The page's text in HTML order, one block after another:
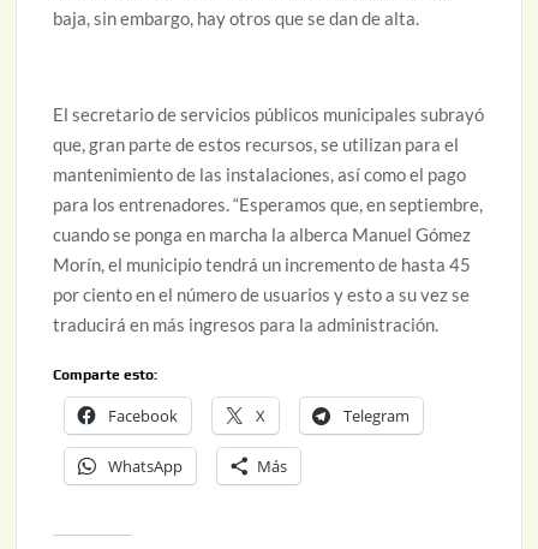
baja, sin embargo, hay otros que se dan de alta.
El secretario de servicios públicos municipales subrayó
que, gran parte de estos recursos, se utilizan para el
mantenimiento de las instalaciones, así como el pago
para los entrenadores. “Esperamos que, en septiembre,
cuando se ponga en marcha la alberca Manuel Gómez
Morín, el municipio tendrá un incremento de hasta 45
por ciento en el número de usuarios y esto a su vez se
traducirá en más ingresos para la administración.
Comparte esto:
Facebook X Telegram
WhatsApp Más